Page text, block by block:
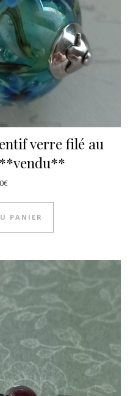
verre filé au
€
PANIER